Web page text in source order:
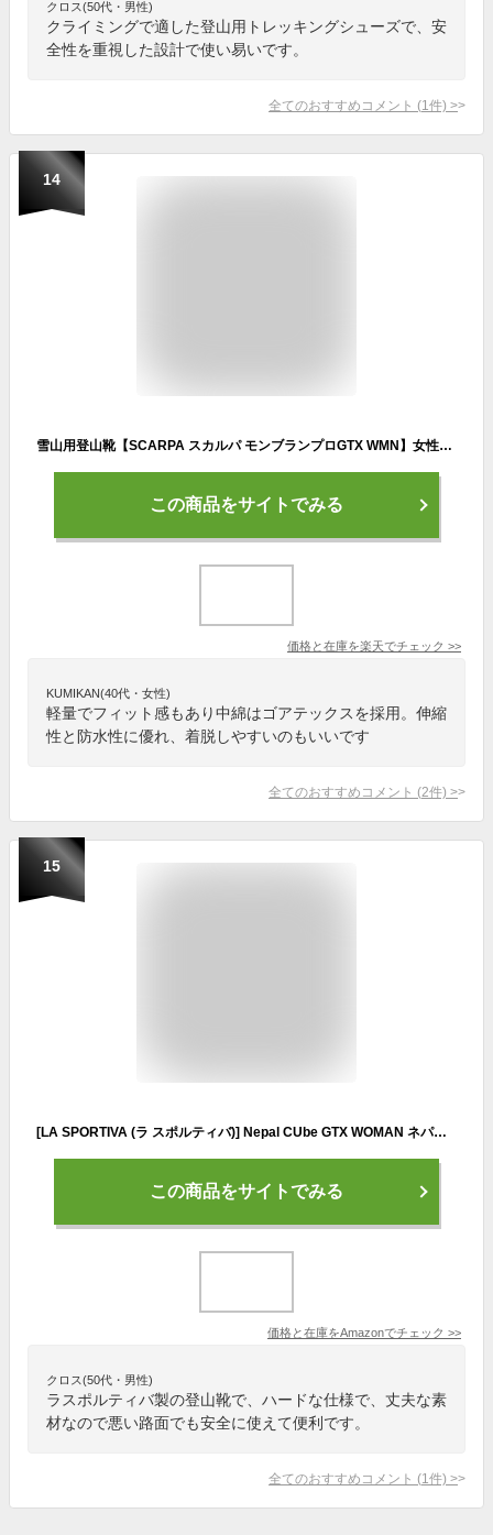
クロス(50代・男性)
クライミングで適した登山用トレッキングシューズで、安
全性を重視した設計で使い易いです。
全てのおすすめコメント (1 件) >
14
雪山用登山靴【SCARPA スカルパ モンブランプロGTX WMN】女性用 SC23214001370 送料無料 最新 人気 ワンタッチアイゼン装着可能
この商品をサイトでみる
価格と在庫を楽天でチェック >>
KUMIKAN(40代・女性)
軽量でフィット感もあり中綿はゴアテックスを採用。伸縮
性と防水性に優れ、着脱しやすいのもいいです
全てのおすすめコメント (2件) >
15
[LA SPORTIVA (ラ スポルティバ)] Nepal CUbe GTX WOMAN ネパール キューブ GTX ウーマン (サイズEU37.5) [並行輸入品]
この商品をサイトでみる
価格と在庫をAmazonでチェック >>
クロス(50代・男性)
ラスポルティバ製の登山靴で、ハードな仕様で、丈夫な素
材なので悪い路面でも安全に使えて便利です。
全てのおすすめコメント (1 件) >